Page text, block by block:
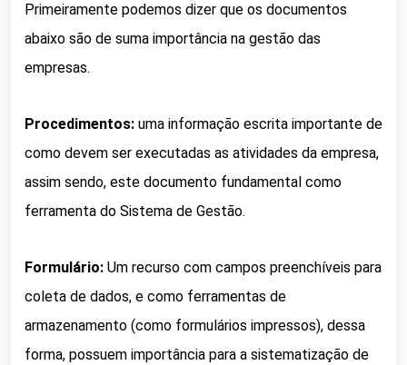
Primeiramente podemos dizer que os documentos
abaixo são de suma importância na gestão das
empresas.
Procedimentos: uma informação escrita importante de
como devem ser executadas as atividades da empresa,
assim sendo, este documento fundamental como
ferramenta do Sistema de Gestão.
Formulário: Um recurso com campos preenchíveis para
coleta de dados, e como ferramentas de
armazenamento (como formulários impressos), dessa
forma, possuem importância para a sistematização de